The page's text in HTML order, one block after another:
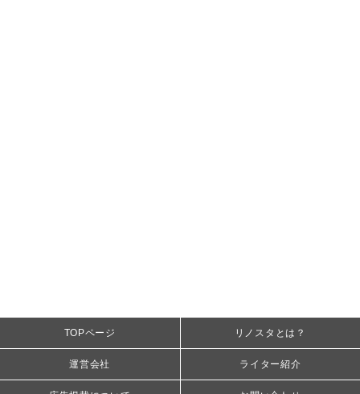
TOPページ リノスタとは？
運営会社 ライター紹介